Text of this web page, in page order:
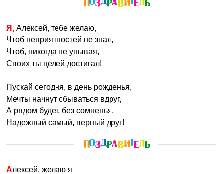
Я, Алексей, тебе желаю,
Чтоб неприятностей не знал,
Чтоб, никогда не унывая,
Своих ты целей достигал!
Пускай сегодня, в день рожденья,
Мечты начнут сбываться вдруг,
А рядом будет, без сомненья,
Надежный самый, верный друг!
Алексей, желаю я